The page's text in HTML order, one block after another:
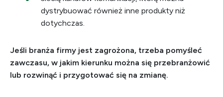
dystrybuować również inne produkty niż
dotychczas.
Jeśli branża firmy jest zagrożona, trzeba pomyśleć
zawczasu, w jakim kierunku można się przebranżowić
lub rozwinąć i przygotować się na zmianę.